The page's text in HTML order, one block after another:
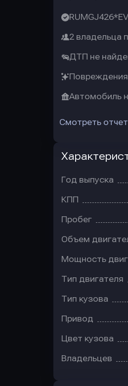
2 владельца
ДТП не
Автомобиль
Смотреть отчет
Год выпуска
КПП
Пробег
Объем
Мощность
Тип двигателя
Тип кузова
Привод
Цвет кузова
Владельцев